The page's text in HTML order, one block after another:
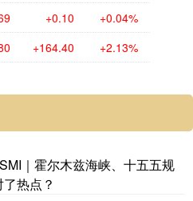
+0.10 +0.04%
+164.40 +2.13%
｜霍尔木兹海峡、十五五规
热点？